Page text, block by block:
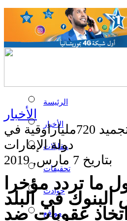
الرئيسة
الأخبار
مقابلات
تحقيقات
حوادث
مواقع
الأخبار
الرئيس ولد عبد العزيز ينفي شائعة تجميد 720ملياراوقية في
دولة الإمارات
بتاريخ 7 مارس, 2019
تردد مؤخرا
في البلد
عقوبات ضد